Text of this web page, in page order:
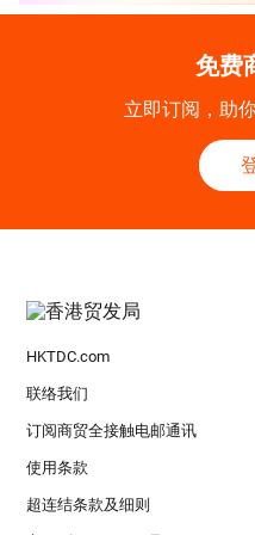
免费
立即订阅，助
HKTDC.com
联络我们
订阅商贸全接触电邮通讯
使用条款
超连结条款及细则